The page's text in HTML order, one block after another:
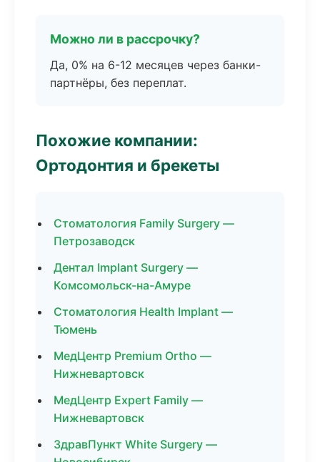
Можно ли в рассрочку?
Да, 0% на 6-12 месяцев через банки-
партнёры, без переплат.
Похожие компании:
Ортодонтия и брекеты
Стоматология Family Surgery —
Петрозаводск
Дентал Implant Surgery —
Комсомольск-на-Амуре
Стоматология Health Implant —
Тюмень
МедЦентр Premium Ortho —
Нижневартовск
МедЦентр Expert Family —
Нижневартовск
ЗдравПункт White Surgery —